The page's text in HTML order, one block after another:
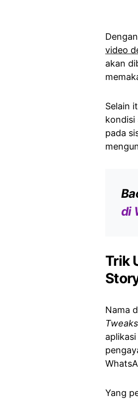
video
akan
Selain
kondisi
pada
di
Trik
Nama
Tweaks
Yang